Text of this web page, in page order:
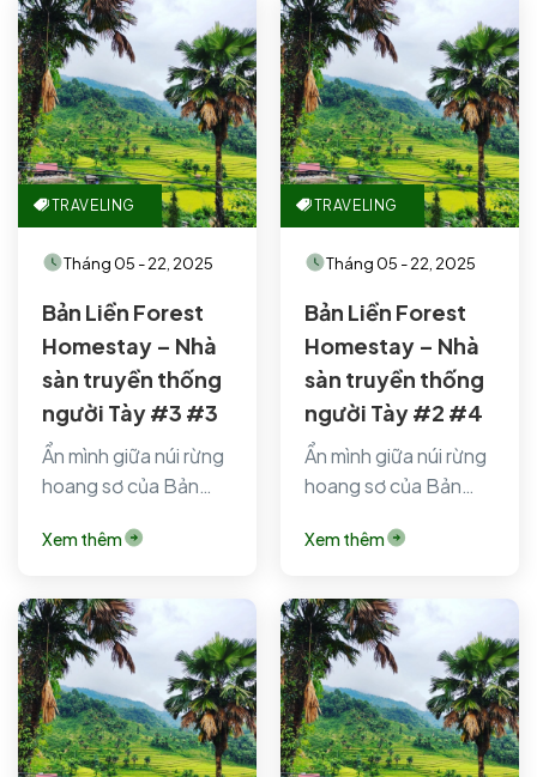
TRAVELING
Tháng 05 - 22, 2025
Bản Liền Forest
Homestay – Nhà
sàn truyền thống
người Tày #3 #3
Ẩn mình giữa núi rừng
hoang sơ của Bản
Cai), Bản…
Xem thêm
TRAVELING
Tháng 05 - 22, 2025
Bản Liền Forest
Homestay – Nhà
sàn truyền thống
người Tày #2 #4
Ẩn mình giữa núi rừng
hoang sơ của Bản
Cai), Bản…
Xem thêm